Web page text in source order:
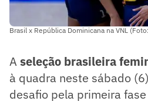
Brasil x República Dominicana na VNL
Aseleção brasileira
à quadra neste sábado
desafio pela primeira